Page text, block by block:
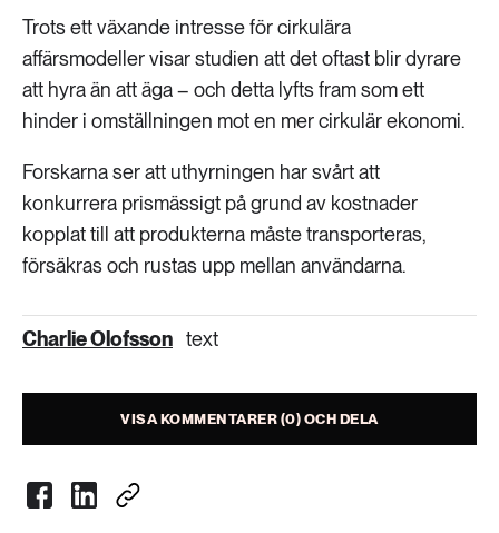
Trots ett växande intresse för cirkulära
affärsmodeller visar studien att det oftast blir dyrare
att hyra än att äga – och detta lyfts fram som ett
hinder i omställningen mot en mer cirkulär ekonomi.
Forskarna ser att uthyrningen har svårt att
konkurrera prismässigt på grund av kostnader
kopplat till att produkterna måste transporteras,
försäkras och rustas upp mellan användarna.
Charlie Olofsson text
VISA KOMMENTARER (0) OCH DELA